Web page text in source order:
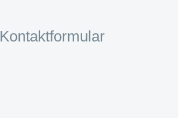
Kontaktformular